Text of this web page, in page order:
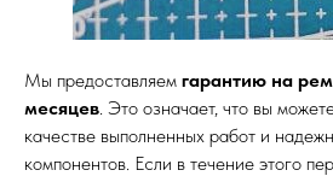
Мы предоставляем гарантию на
месяцев. Это означает, что вы
качестве выполненных работ и
компонентов. Если в течение этого